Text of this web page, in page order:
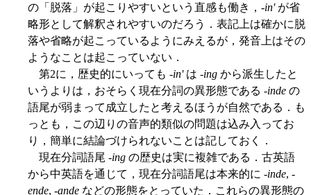
の「脱落」が起こりやすいという直感も働き，-in' が省
略形として解釈されやすいのだろう．表記上は確かに脱
落や省略が起こっているようにみえるが，発音上はその
ようなことは起こっていない．
第2に，歴史的にいっても -in' は -ing から派生したと
いうよりは，おそらく現在分詞の異形態である -inde の
語尾が弱まって成立したと考えるほうが自然である．も
っとも，この辺りの音声的類似の問題は込み入ってお
り，簡単に結論づけられないことは記しておく．
現在分詞語尾 -ing の歴史は実に複雑である．古英語
から中英語を通じて，現在分詞語尾は本来的に -inde, -
ende, -ande などの形態をとっていた．これらの異形態の